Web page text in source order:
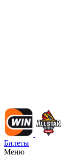
Билеты
Меню